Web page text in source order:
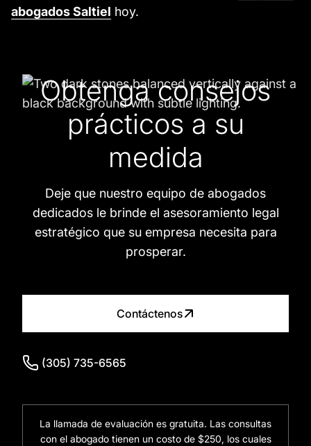
abogados Saltiel hoy.
Obtenga consejos
prácticos a su
medida
Deje que nuestro equipo de abogados
dedicados le brinde el asesoramiento legal
estratégico que su empresa necesita para
prosperar.
Contáctenos
(305) 735-6565
La llamada de evaluación es gratuita. Las consultas
con el abogado tienen un costo de $250, los cuales